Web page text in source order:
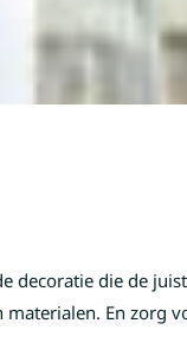
die de
En zorg